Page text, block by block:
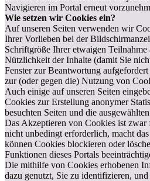
Navigieren im Portal erneut
Wie setzen wir Cookies ein?
Auf unseren Seiten verwenden wir
Ihrer Vorlieben bei der
Schriftgröße Ihrer etwaigen
Nützlichkeit der Inhalte (damit Sie
Fenster zur Beantwortung
zur (oder gegen die) Nutzung von
Auch einige auf unseren Seiten
Cookies zur Erstellung anonymer
besuchten Seiten und die
Das Akzeptieren von Cookies ist zwar
nicht unbedingt erforderlich, macht
können Cookies blockieren oder
Funktionen dieses Portals
Die mithilfe von Cookies erhobenen
dazu genutzt, Sie zu identifizieren,